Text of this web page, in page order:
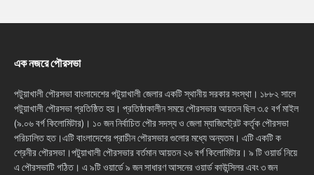
এক নজরে পৌরসভা
পটুয়াখালী পৌরসভা বাংলাদেশের পটুয়াখালী জেলার একটি স্থানীয় সরকার সংস্থা। ১৮৮২ সালে
পটুয়াখালী পৌরসভা প্রতিষ্ঠিত হয়। প্রতিষ্ঠাকালীন সময়ে পৌরসভার আয়তন ছিল ৩.৫ বর্গ মাইল
(৯.০৬ বর্গ কিলোমিটার)। ১০ জন নির্বাচিত পৌর সদস্য ও জেলা ম্যাজিস্ট্রেট কর্তৃক পৌরসভা
পরিচালিত হত।এটি বাংলাদেশের প্রাচীন পৌরসভার গুলোর মধ্যে অন্যতম। এটি একটি ক
শ্রেনীর পৌরসভা।পটুয়াখালী পৌরসভার বর্তমান আয়তন ২৬ বর্গ কিলোমিটার। ৯ টি ওয়ার্ড নিয়ে
এ পৌরসভাটি গঠিত। এ ৯টি ওয়ার্ডে ৯ জন সাধারণ আসনের ওয়ার্ড কাউন্সিলর এবং ৩ জন